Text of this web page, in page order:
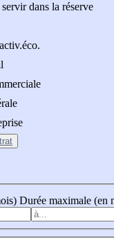
dans la réserve
Durée maximale (en